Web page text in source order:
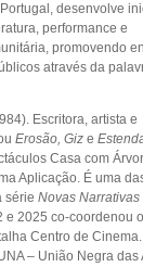
desenvolve
performance e
promovendo
através da
Escritora, artista e
Erosão, Giz e
Casa com
Aplicação. É uma
série Novas Narrativas
e 2025 co-coordenou
Centro de
– União Negra das